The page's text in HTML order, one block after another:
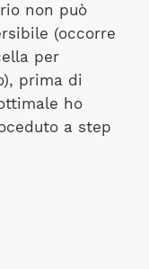
non può
(occorre
per
prima di
ho
a step